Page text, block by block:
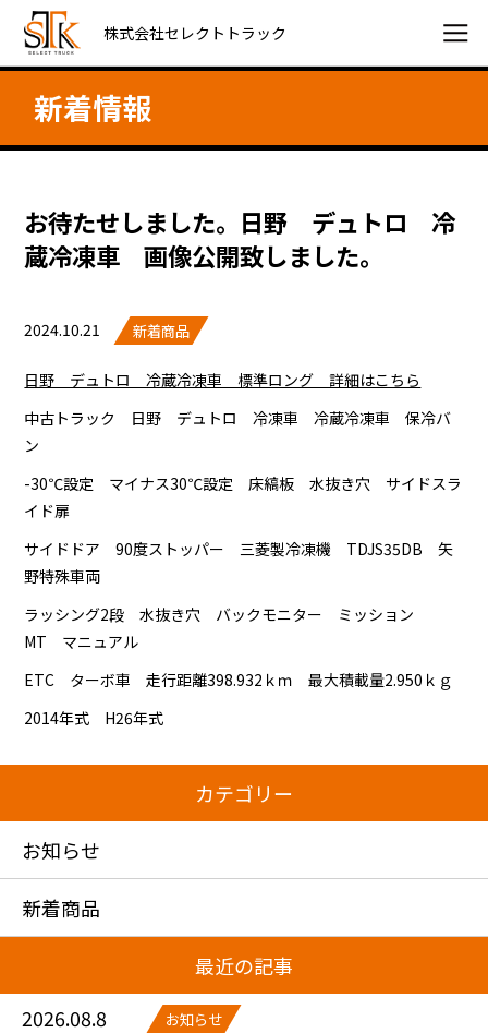
株式会社セレクトトラック
新着情報
お待たせしました。日野 デュトロ 冷
蔵冷凍車 画像公開致しました。
2024.10.21 新着商品
日野 デュトロ 冷蔵冷凍車 標準ロング 詳細はこちら
中古トラック 日野 デュトロ 冷凍車 冷蔵冷凍車 保冷バ
ン
-30℃設定 マイナス30℃設定 床縞板 水抜き穴 サイドスラ
イド扉
サイドドア 90度ストッパー 三菱製冷凍機 TDJS35DB 矢
野特殊車両
ラッシング2段 水抜き穴 バックモニター ミッション
MT マニュアル
ETC ターボ車 走行距離398.932ｋｍ 最大積載量2.950ｋｇ
2014年式 H26年式
カテゴリー
お知らせ
新着商品
最近の記事
2026.08.8
お知らせ